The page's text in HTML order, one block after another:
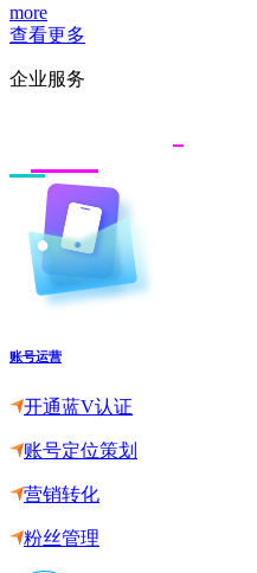
more
查看更多
企业服务
账号运营
开通蓝V认证
账号定位策划
营销转化
粉丝管理